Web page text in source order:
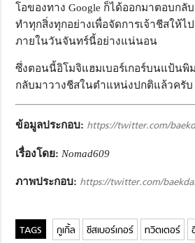
โอของทาง Google ก็ได้ออกมาตอบกลั
ทำทุกสิ่งทุกอย่างเพื่อจัดการเจ้าชีสให้ไ
ภายในวันจันทร์นี้อย่างแน่นอน
ซึ่งตอนนี้อิโมจิแฮมเบอร์เกอร์บนแป้นพิ
กลับมาวางชีสในตำแหน่งปกติแล้วครับ
ข้อมูลประกอบ: https://twitter.com/
เรื่องโดย: Nomad609
ภาพประกอบ: https://twitter.com/
กูเกิ้ล ชีสเบอร์เกอร์ ทวิตเตอร์